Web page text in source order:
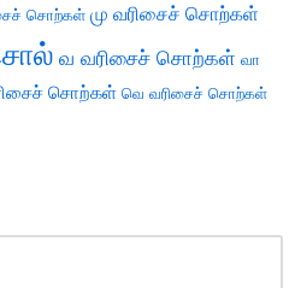
சொற்கள் மு வரிசைச் சொற்கள்
வ வரிசைச் சொற்கள் வா
சொற்கள் வெ வரிசைச் சொற்கள்